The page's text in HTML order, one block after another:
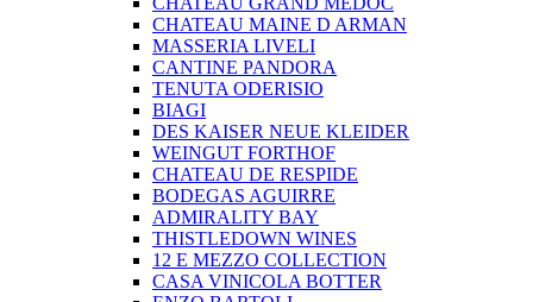
CHATEAU MAINE D ARMAN
MASSERIA LIVELI
CANTINE PANDORA
TENUTA ODERISIO
BIAGI
DES KAISER NEUE KLEIDER
WEINGUT FORTHOF
CHATEAU DE RESPIDE
BODEGAS AGUIRRE
ADMIRALITY BAY
THISTLEDOWN WINES
12 E MEZZO COLLECTION
CASA VINICOLA BOTTER